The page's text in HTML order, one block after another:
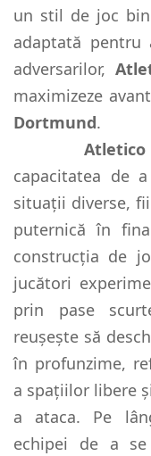
un stil de joc
adaptată pentru
adversarilor,
maximizeze
Dortmund.
Atletico
capacitatea de
situații diverse,
puternică în
construcția de
jucători
prin pase
reușește să
în profunzime,
a spațiilor libere
a ataca. Pe
echipei de a